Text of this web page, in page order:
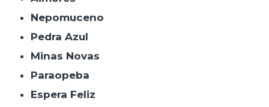
Nepomuceno
Pedra Azul
Minas Novas
Paraopeba
Espera Feliz